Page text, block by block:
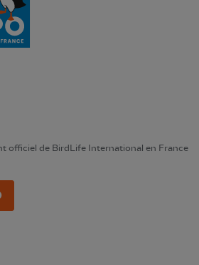
officiel de BirdLife International en France